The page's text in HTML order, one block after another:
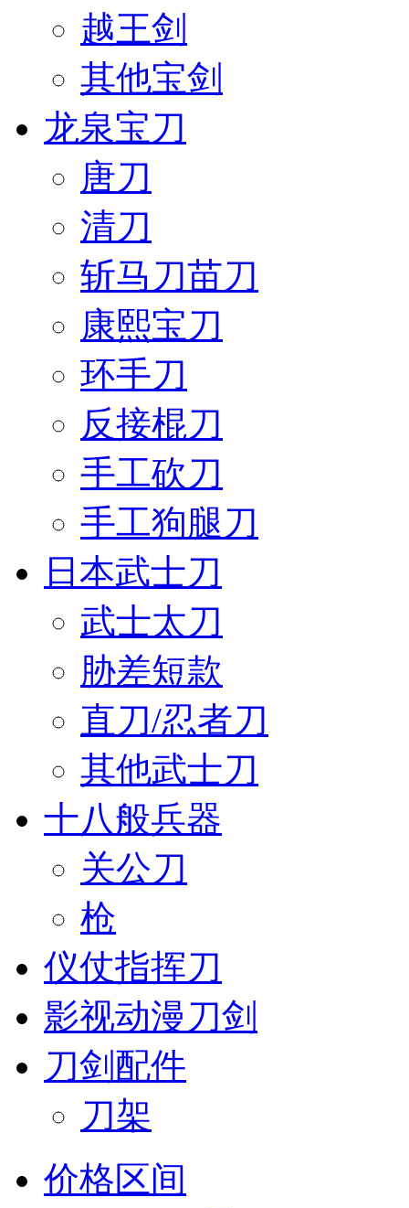
越王剑
其他宝剑
龙泉宝刀
唐刀
清刀
斩马刀苗刀
康熙宝刀
环手刀
反接棍刀
手工砍刀
手工狗腿刀
日本武士刀
武士太刀
胁差短款
直刀/忍者刀
其他武士刀
十八般兵器
关公刀
枪
仪仗指挥刀
影视动漫刀剑
刀剑配件
刀架
价格区间